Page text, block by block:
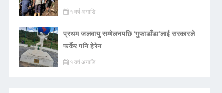
१ वर्ष अगाडि
प्रथम जलवायु सम्मेलनपछि ‘गुफाडाँडा’लाई सरकारले
फर्केर पनि हेरेन
१ वर्ष अगाडि